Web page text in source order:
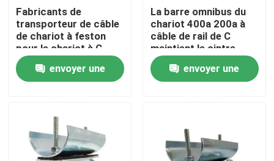
Accueil
A propos de nous
Contacts
Fabricants de
transporteur de câble
de chariot à feston
pour le chariot à C-
voie
envoyer une
La barre omnibus du
chariot 400a 200a à
câble de rail de C
maintient le cintre
terminal de câble
envoyer une